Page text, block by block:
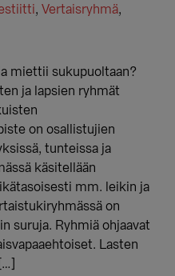
,Vertaisryhmä,
miettii sukupuoltaan?
ja lapsien ryhmät
on osallistujien
tunteissa ja
käsitellään
mm. leikin ja
on
suruja. Ryhmiä ohjaavat
Lasten